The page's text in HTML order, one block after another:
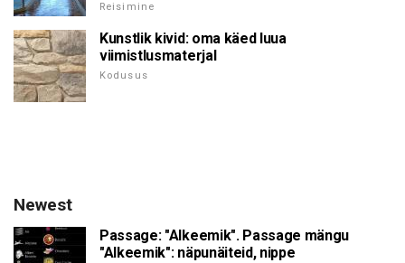
Reisimine
Kunstlik kivid: oma käed luua
viimistlusmaterjal
Kodusus
Newest
Passage: "Alkeemik". Passage mängu
"Alkeemik": näpunäiteid, nippe